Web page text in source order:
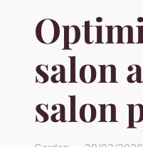
salon
salon